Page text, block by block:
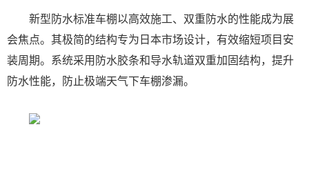
新型防水标准车棚以高效施工、双重防水的性能成为展
会焦点。其极简的结构专为日本市场设计，有效缩短项目安
装周期。系统采用防水胶条和导水轨道双重加固结构，提升
防水性能，防止极端天气下车棚渗漏。